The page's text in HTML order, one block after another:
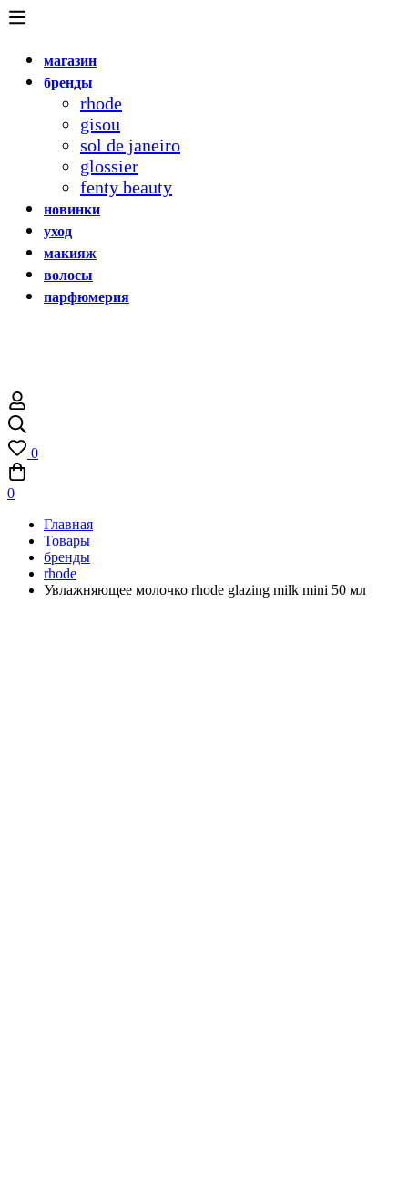
магазин
бренды
rhode
gisou
sol de janeiro
glossier
fenty beauty
новинки
уход
макияж
волосы
парфюмерия
0
0
Главная
Товары
бренды
rhode
Увлажняющее молочко rhode glazing milk mini 50 мл